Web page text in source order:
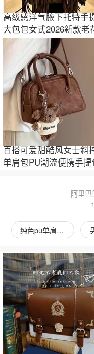
高级感洋气腋下托特手
大包包女式2026新款老
奢复古单肩包
百搭可爱甜酷风女士斜
单肩包PU潮流便携手提
阿里
纯色pu单肩包图片